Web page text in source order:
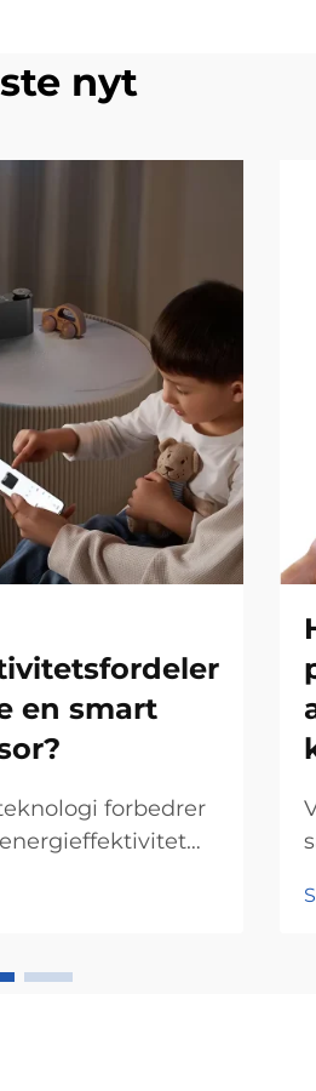
nyt
en smart
forbedrer
at tilføje Internet
dem meget bedre